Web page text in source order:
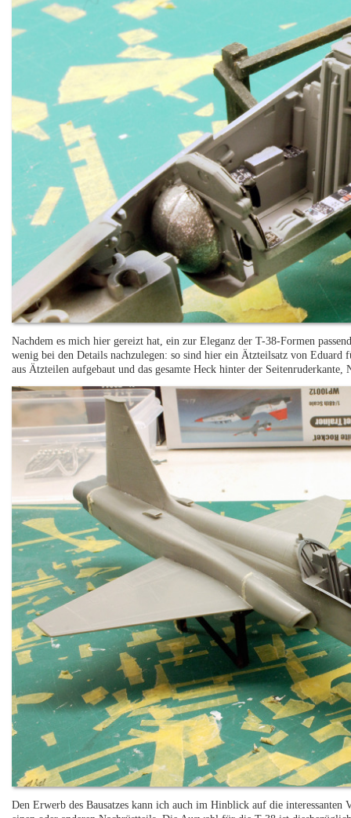
Nachdem es mich hier gereizt hat, ein zur Eleganz der T-38-Formen
wenig bei den Details nachzulegen: so sind hier ein Ätzteilsatz von
aus Ätzteilen aufgebaut und das gesamte Heck hinter der
Den Erwerb des Bausatzes kann ich auch im Hinblick auf die interessanten